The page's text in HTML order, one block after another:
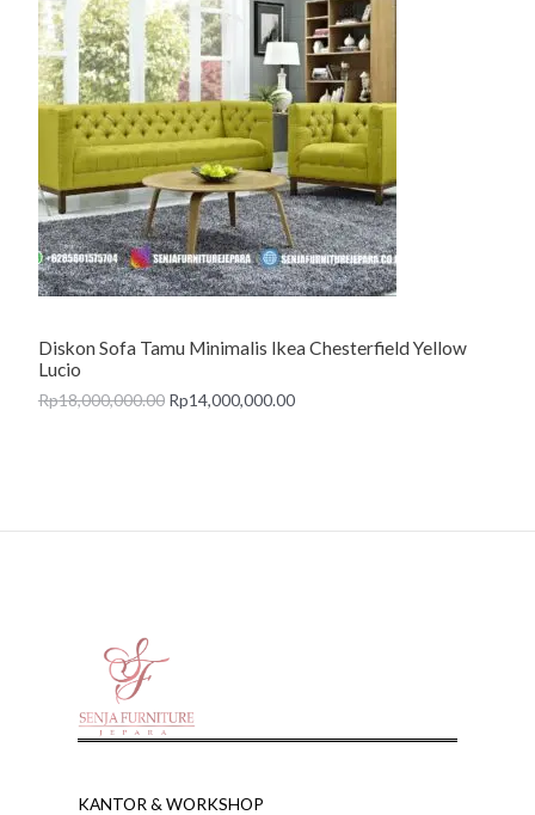
Diskon Sofa Tamu Minimalis Ikea Chesterfield Yellow
Lucio
Rp18,000,000.00 Rp14,000,000.00
KANTOR & WORKSHOP